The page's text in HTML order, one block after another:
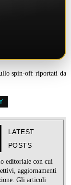
spin-off riportati da
LATEST
POSTS
editoriale con cui
aggiornamenti
Gli articoli